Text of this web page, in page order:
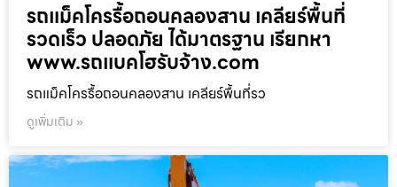
รถแม็คโครรื้อถอนคลองสาน เคลียร์พื้นที่
รวดเร็ว ปลอดภัย ได้มาตรฐาน เรียกหา
www.รถแบคโฮรับจ้าง.com
รถแม็คโครรื้อถอนคลองสาน เคลียร์พื้นที่รว
ดูเพิ่มเติม »